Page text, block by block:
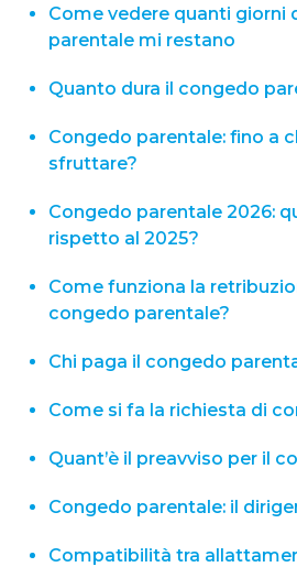
Come vedere quanti giorni
parentale mi restano
Quanto dura il congedo
Congedo parentale: fino a
sfruttare?
Congedo parentale 2026:
rispetto al 2025?
Come funziona la
congedo parentale​?
Chi paga il congedo
Come si fa la richiesta di
Quant’è il preavviso per il
Congedo parentale: il
Compatibilità tra